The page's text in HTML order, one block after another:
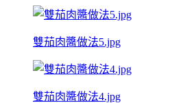
雙茄肉醬做法5.jpg
雙茄肉醬做法4.jpg